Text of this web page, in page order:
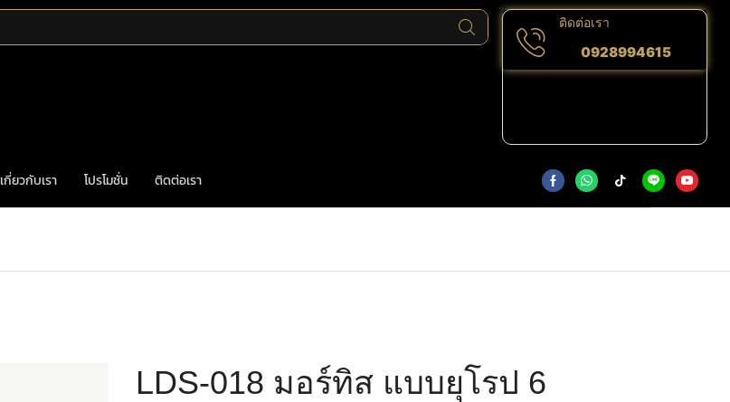
ติดต่อเรา
0928994615
เกี่ยวกับเรา โปรโมชั่น ติดต่อเรา
LDS-018 มอร์ทิส แบบยุโรป 6